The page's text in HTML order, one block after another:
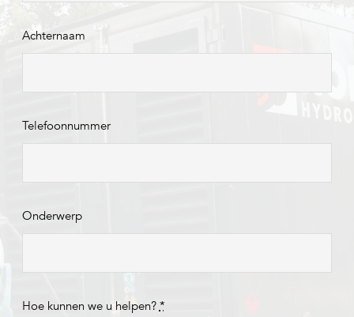
Achternaam
Telefoonnummer
Onderwerp
Hoe kunnen we u helpen? *